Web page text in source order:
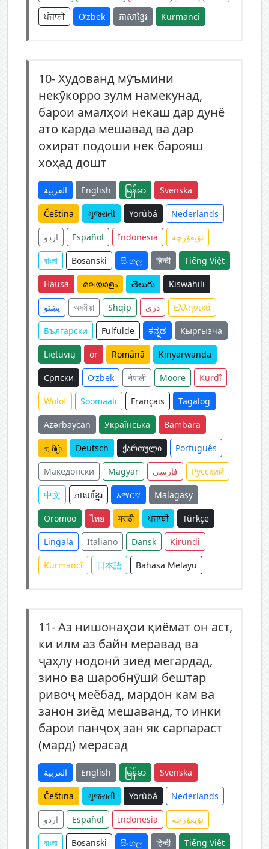
ਪੰਜਾਬੀ O‘zbek ភាសាខ្មែរ Kurmancî
10-Худованд мӯъмини
некӯкорро зулм намекунад,
барои амалҳои некаш дар дунё
ато карда мешавад ва дар
охират подоши нек барояш
хоҳад дошт
العربية English မြန်မာ Svenska
Čeština ગુજરાતી Yorùbá Nederlands
اردو Español Indonesia ئۇيغۇرچە
বাংলা Bosanski සිංහල हिन्दी Tiếng Việt
Hausa മലയാളം తెలుగు Kiswahili
پښتو অসমীয়া Shqip دری Ελληνικά
Български Fulfulde ಕನ್ನಡ Кыргызча
Lietuvių or Română Kinyarwanda
Српски O‘zbek नेपाली Moore Kurdî
Wolof Soomaali Français Tagalog
Azərbaycan Українська Bambara
தமிழ் Deutsch ქართული Português
Македонски Magyar فارسی Русский
中文 ភាសាខ្មែរ አማርኛ Malagasy
Oromoo ไทย मराठी ਪੰਜਾਬੀ Türkçe
Lingala Italiano Dansk Kirundi
Kurmancî 日本語 Bahasa Melayu
11-Аз нишонаҳои қиёмат он аст,
ки илм аз байн меравад ва
ҷаҳлу нодонӣ зиёд мегардад,
зино ва шаробнӯшӣ бештар
ривоҷ меёбад, мардон кам ва
занон зиёд мешаванд, то инки
барои панҷоҳ зан як сарпараст
(мард) мерасад
العربية English မြန်မာ Svenska
Čeština ગુજરાતી Yorùbá Nederlands
اردو Español Indonesia ئۇيغۇرچە
বাংলা Bosanski සිංහල हिन्दी Tiếng Việt